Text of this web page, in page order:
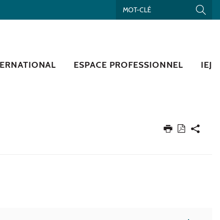
ESPACE PROFESSIONNEL IEJ